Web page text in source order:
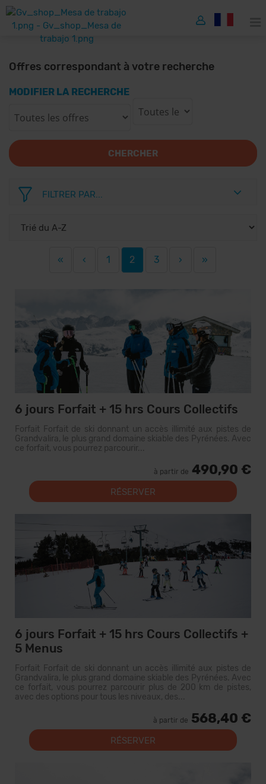
Offres correspondant à votre recherche
MODIFIER LA RECHERCHE
CHERCHER
FILTRER PAR...
« ‹ 1 2 3 › »
6 jours Forfait + 15 hrs Cours Collectifs
Forfait Forfait de ski donnant un accès illimité aux pistes de
Grandvalira, le plus grand domaine skiable des Pyrénées. Avec
ce forfait, vous pourrez parcourir...
à partir de 490,90 €
RÉSERVER
6 jours Forfait + 15 hrs Cours Collectifs +
5 Menus
Forfait Forfait de ski donnant un accès illimité aux pistes de
Grandvalira, le plus grand domaine skiable des Pyrénées. Avec
ce forfait, vous pourrez parcourir plus de 200 km de pistes,
avec des options pour tous les niveaux, des...
à partir de 568,40 €
RÉSERVER